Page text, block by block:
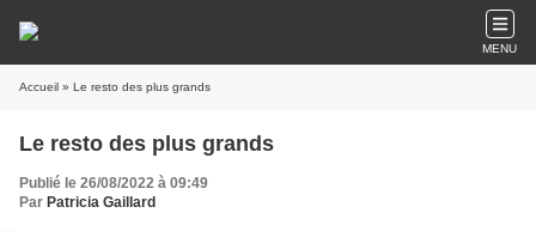
MENU
Accueil » Le resto des plus grands
Le resto des plus grands
Publié le 26/08/2022 à 09:49
Par Patricia Gaillard